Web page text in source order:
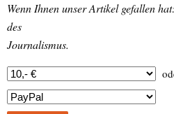
Wenn Ihnen unser Artikel gefallen
des
Journalismus.